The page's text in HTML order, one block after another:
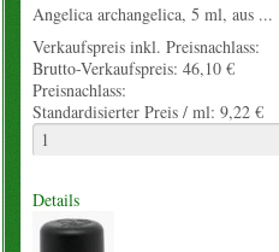
Angelica archangelica, 5 ml, aus ...
Verkaufspreis inkl. Preisnachlass:
Brutto-Verkaufspreis: 46,10 €
Preisnachlass:
Standardisierter Preis / ml: 9,22 €
Details